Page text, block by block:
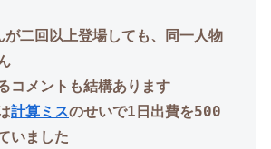
二回以上登場しても、同一人物
コメントも結構あります
計算ミスのせいで1日出費を500
いました